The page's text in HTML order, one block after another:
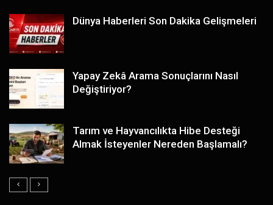
Dünya Haberleri Son Dakika Gelişmeleri
Yapay Zekâ Arama Sonuçlarını Nasıl
Değiştiriyor?
Tarım ve Hayvancılıkta Hibe Desteği
Almak İsteyenler Nereden Başlamalı?